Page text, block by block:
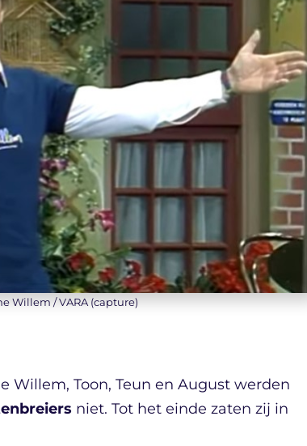
Willem / VARA (capture)
Willem, Toon, Teun en August werden
niet. Tot het einde zaten zij in